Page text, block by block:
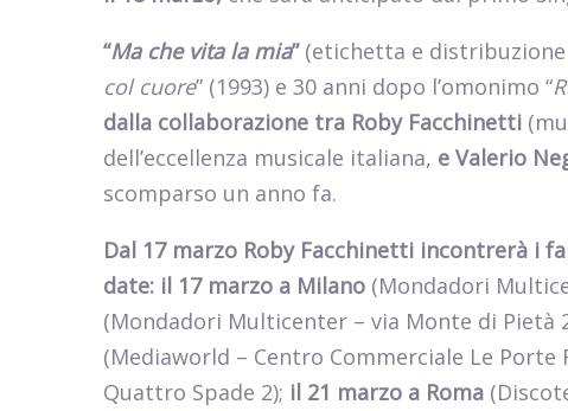
“Ma che vita la mia” (etichetta e distribuzione
col cuore” (1993) e 30 anni dopo l’omonimo “
dalla collaborazione tra Roby Facchinetti
dell’eccellenza musicale italiana, e Valerio
scomparso un anno fa.
Dal 17 marzo Roby Facchinetti incontrerà i
date: il 17 marzo a Milano (Mondadori
(Mondadori Multicenter – via Monte di Pietà
(Mediaworld – Centro Commerciale Le Porte
Quattro Spade 2); il 21 marzo a Roma